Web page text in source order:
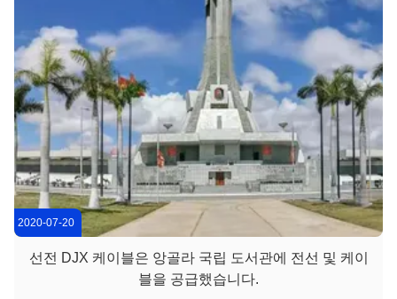
2020-07-20
선전 DJX 케이블은 앙골라 국립 도서관에 전선 및 케이
블을 공급했습니다.